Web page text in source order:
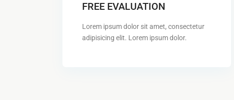
FREE EVALUATION
Lorem ipsum dolor sit amet, consectetur
adipisicing elit. Lorem ipsum dolor.